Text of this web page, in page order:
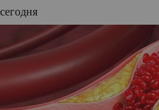
сегодня